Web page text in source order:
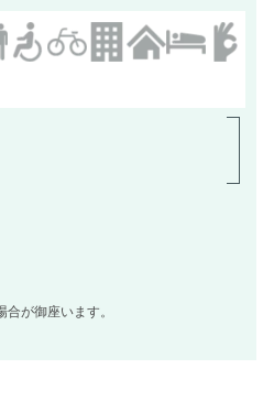
が御座います。